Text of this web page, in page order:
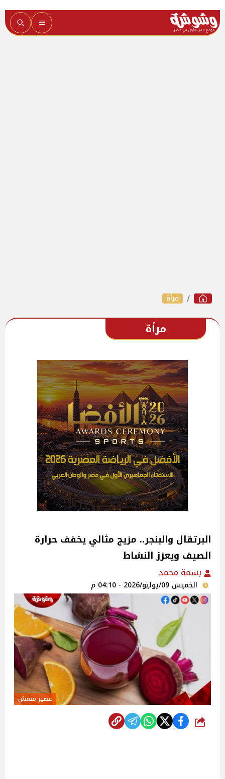
مرأة
مرأة
البرتقال والبنجر.. مزيج مثالي يخفف حرارة
الصيف ويعزز النشاط
بسمة محمد
الخميس 09/يوليو/2026 - 04:10 م
عصير منعش
شارك